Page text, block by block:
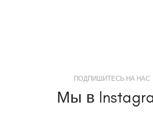
ПОДПИШИТЕСЬ НА НАС
Мы в